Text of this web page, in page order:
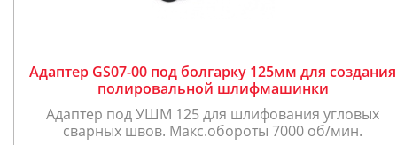
Адаптер GS07-00 под болгарку 125мм для создания
полировальной шлифмашинки
Адаптер под УШМ 125 для шлифования угловых
сварных швов. Макс.обороты 7000 об/мин.